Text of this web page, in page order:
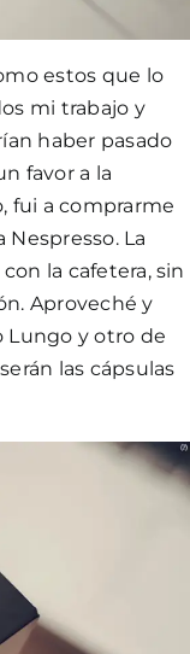
estos que lo
mi trabajo y
haber pasado
favor a la
fui a comprarme
Nespresso. La
la cafetera, sin
Aproveché y
Lungo y otro de
las cápsulas